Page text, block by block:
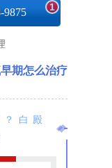
9875 1
期怎么治疗
白殿